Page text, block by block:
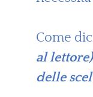
Come
al
delle